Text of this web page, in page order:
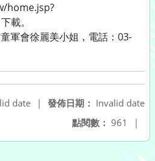
home.jsp?
載。
軍會徐麗美小姐，電話：03-
發佈日期： Invalid date
date
|
點閱數： 961 |